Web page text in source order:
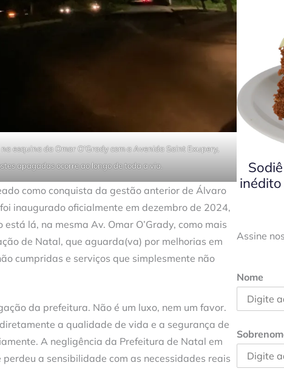
esquina da Omar O’Grady com a Avenida Saint Exupery,
apagadas ocorre ao longo de toda a via.
como conquista da gestão anterior de Álvaro
inaugurado oficialmente em dezembro de 2024,
lá, na mesma Av. Omar O’Grady, como mais
de Natal, que aguarda(va) por melhorias em
cumpridas e serviços que simplesmente não
da prefeitura. Não é um luxo, nem um favor.
a qualidade de vida e a segurança de
A negligência da Prefeitura de Natal em
a sensibilidade com as necessidades reais
Assine
Nome